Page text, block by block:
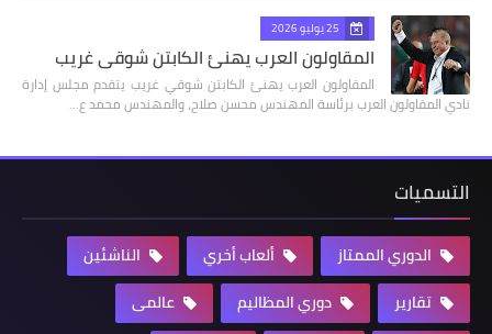
25 يوليو 2026
المقاولون العرب يهنئ الكابتن شوقي غريب
المقاولون العرب يهنئ الكابتن شوقي غريب يتقدم مجلس إدارة
نادي المقاولون العرب برئاسة المهندس محسن صلاح، والمهندس محمد ع…
التسميات
الدوري الممتاز ألعاب أخري
الناشئين
تقارير
دوري المظاليم
عالمى